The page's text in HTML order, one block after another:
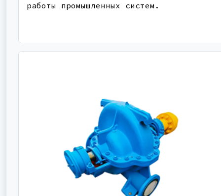
работы промышленных систем.